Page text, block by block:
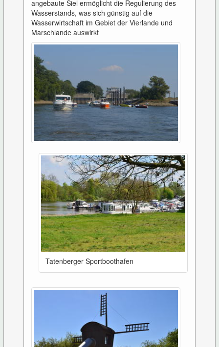
angebaute Siel ermöglicht die Regulierung des
Wasserstands, was sich günstig auf die
Wasserwirtschaft im Gebiet der Vierlande und
Marschlande auswirkt
Tatenberger Sportboothafen